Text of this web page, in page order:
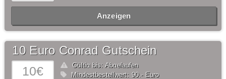
Anzeigen
10€
10 Euro Conrad Gutschein
Gültig bis: Abgelaufen
Mindestbestellwert: 90,- Euro